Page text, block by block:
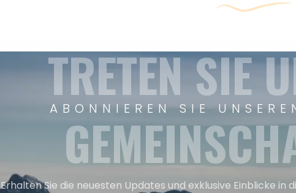
ABONNIEREN SIE
TRETEN SIE
Erhalten Sie die neuesten Updates und exklusive Einblicke in